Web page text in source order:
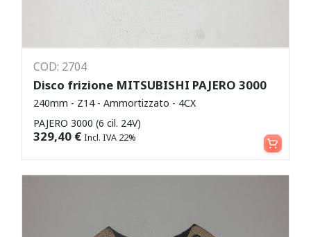
COD: 2704
Disco frizione MITSUBISHI PAJERO 3000
240mm - Z14 - Ammortizzato - 4CX
PAJERO 3000 (6 cil. 24V)
329,40 € Incl. IVA 22% Aggiungi al carrello